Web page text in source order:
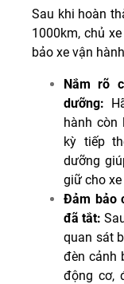
Sau khi hoàn
1000km, chủ
bảo xe vận
Nắm rõ
dưỡng:
hành còn
kỳ tiếp
dưỡng
giữ cho
Đảm bảo
đã tắt:
quan sát
đèn cảnh
động cơ,